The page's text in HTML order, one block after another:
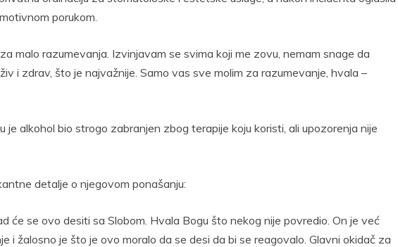
porukom.
malo razumevanja. Izvinjavam se svima koji me zovu, nemam snage da
i zdrav, što je najvažnije. Samo vas sve molim za razumevanje, hvala –
je alkohol bio strogo zabranjen zbog terapije koju koristi, ali upozorenja nije
detalje o njegovom ponašanju:
će se ovo desiti sa Slobom. Hvala Bogu što nekog nije povredio. On je već
i žalosno je što je ovo moralo da se desi da bi se reagovalo. Glavni okidač za